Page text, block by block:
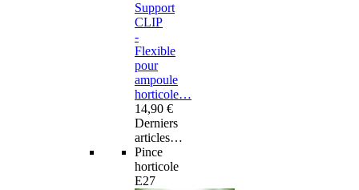
Support
CLIP
-
Flexible
pour
ampoule
horticole…
14,90 €
Derniers
articles…
Pince
horticole
E27